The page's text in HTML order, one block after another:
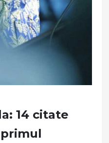
14 citate